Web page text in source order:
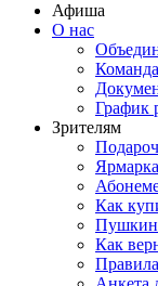
Афиша
О нас
Команда
График
Зрителям
Ярмарка
Как
Как